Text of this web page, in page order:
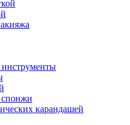
инструменты
карандашей